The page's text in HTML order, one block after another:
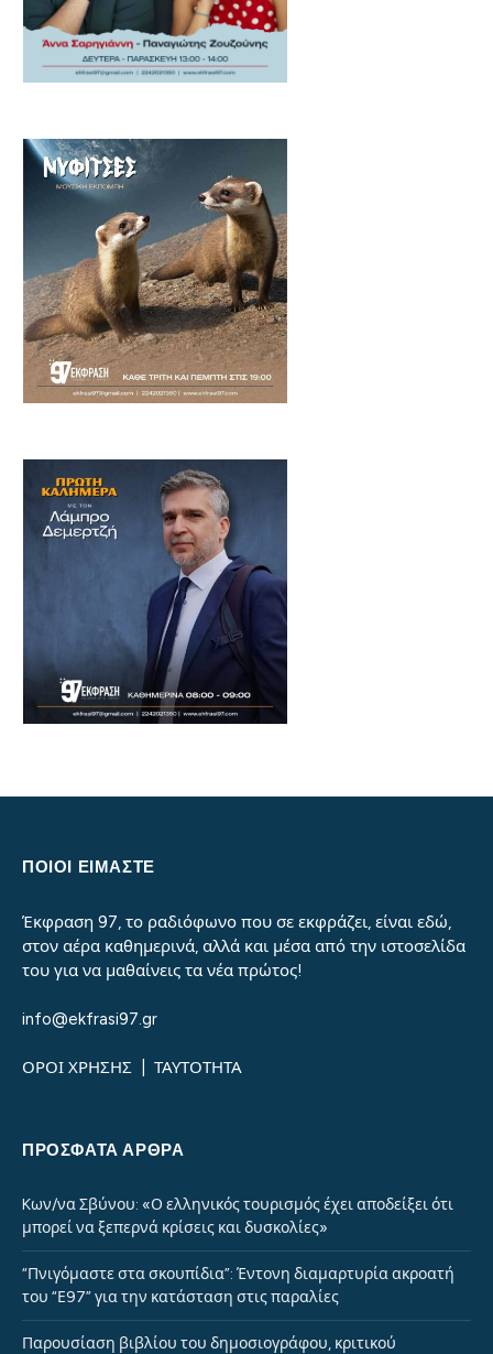
ΠΟΙΟΙ ΕΙΜΑΣΤΕ
Έκφραση 97, το ραδιόφωνο που σε εκφράζει, είναι εδώ,
στον αέρα καθημερινά, αλλά και μέσα από την ιστοσελίδα
του για να μαθαίνεις τα νέα πρώτος!
info@ekfrasi97.gr
ΟΡΟΙ ΧΡΗΣΗΣ ΤΑΥΤΟΤΗΤΑ
ΠΡΌΣΦΑΤΑ ΆΡΘΡΑ
Kων/να Σβύνου: «Ο ελληνικός τουρισμός έχει αποδείξει ότι
μπορεί να ξεπερνά κρίσεις και δυσκολίες»
“Πνιγόμαστε στα σκουπίδια”: Έντονη διαμαρτυρία ακροατή
του “Ε97” για την κατάσταση στις παραλίες
Παρουσίαση βιβλίου του δημοσιογράφου, κριτικού